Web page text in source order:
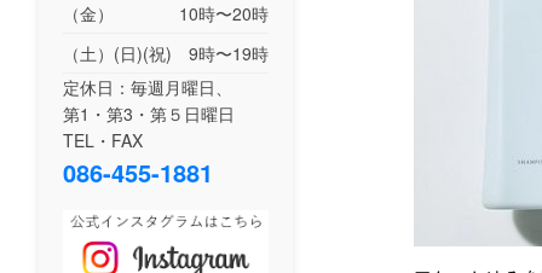
（金）
10時〜20時
（土）(日)(祝)
9時〜19時
定休日：毎週月曜日、
第1・第3・第５日曜日
TEL・FAX
086-455-1881